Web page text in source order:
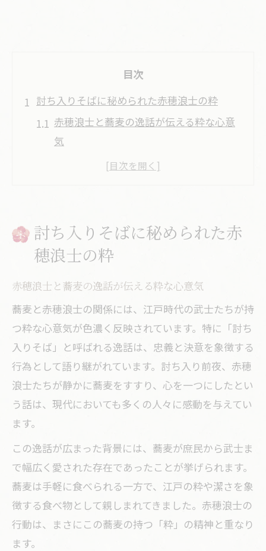
目次
討ち入りそばに秘められた赤穂浪士の粋
赤穂浪士と蕎麦の逸話が伝える粋な心意
気
討ち入りそばの由来と赤穂浪士の美学を
粋な討ち入りそばの習慣が生まれた背景
赤穂浪士が愛した蕎麦の歴史的意味合い
赤穂浪士の物語と蕎麦の歴史を巡る旅
蕎麦が紡ぐ赤穂浪士の歴史物語をたどる
討ち入りそばと赤穂の地に残る伝承を巡
る
歴史を感じる蕎麦の名店と赤穂浪士の足
跡
赤穂浪士の物語を蕎麦文化とともに味わ
蕎麦を通じて体感する討ち入りの情景
蕎麦を通じて文学と赤穂浪士を読み解く
文豪が描いた蕎麦と赤穂浪士の物語を深
掘り
蕎麦を題材にした文学作品と赤穂浪士の
討ち入りそばに秘められた赤
穂浪士の粋
赤穂浪士と蕎麦の逸話が伝える粋な心意気
蕎麦と赤穂浪士の関係には、江戸時代の武士たちが持
つ粋な心意気が色濃く反映されています。特に「討ち
入りそば」と呼ばれる逸話は、忠義と決意を象徴する
行為として語り継がれています。討ち入り前夜、赤穂
浪士たちが静かに蕎麦をすすり、心を一つにしたとい
う話は、現代においても多くの人々に感動を与えてい
ます。
この逸話が広まった背景には、蕎麦が庶民から武士ま
で幅広く愛された存在であったことが挙げられます。
蕎麦は手軽に食べられる一方で、江戸の粋や潔さを象
徴する食べ物として親しまれてきました。赤穂浪士の
行動は、まさにこの蕎麦の持つ「粋」の精神と重なり
ます。